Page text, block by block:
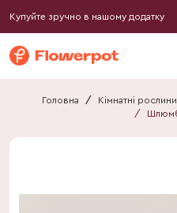
Купуйте зручно в нашому додатку
Головна / Кімнатні рослини
/